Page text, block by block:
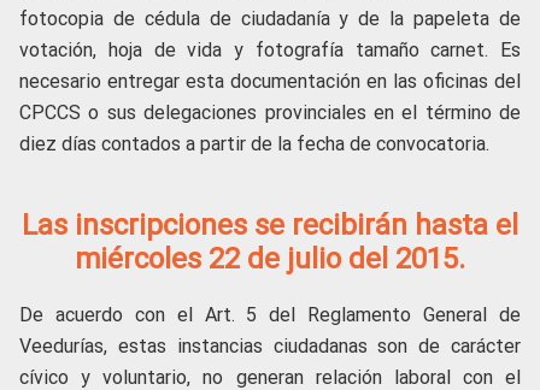
fotocopia de cédula de ciudadanía y de la papeleta de
votación, hoja de vida y fotografía tamaño carnet. Es
necesario entregar esta documentación en las oficinas del
CPCCS o sus delegaciones provinciales en el término de
diez días contados a partir de la fecha de convocatoria.
Las inscripciones se recibirán hasta el
miércoles 22 de julio del 2015.
De acuerdo con el Art. 5 del Reglamento General de
Veedurías, estas instancias ciudadanas son de carácter
cívico y voluntario, no generan relación laboral con el